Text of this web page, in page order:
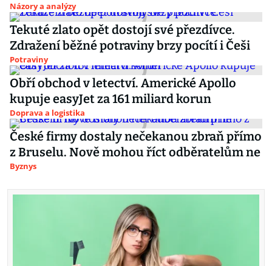
Názory a analýzy
Tekuté zlato opět dostojí své přezdívce.
Zdražení běžné potraviny brzy pocítí i Češi
Potraviny
Obří obchod v letectví. Americké Apollo
kupuje easyJet za 161 miliard korun
Doprava a logistika
České firmy dostaly nečekanou zbraň přímo
z Bruselu. Nově mohou říct odběratelům ne
Byznys